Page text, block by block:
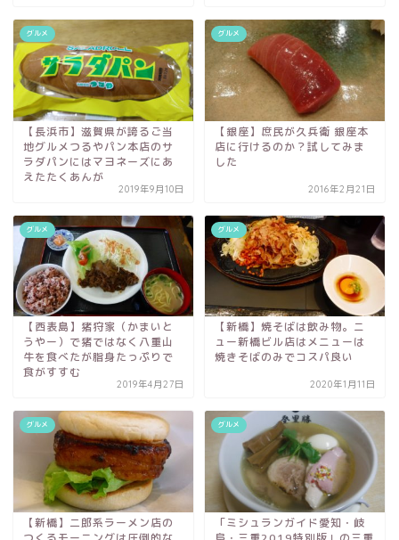
グルメ
【長浜市】滋賀県が誇るご当
地グルメつるやパン本店のサ
ラダパンにはマヨネーズにあ
えたたくあんが
2019年9月10日
グルメ
【銀座】庶民が久兵衛 銀座本
店に行けるのか？試してみま
した
2016年2月21日
グルメ
【西表島】猪狩家（かまいと
うやー）で猪ではなく八重山
牛を食べたが脂身たっぷりで
食がすすむ
2019年4月27日
グルメ
【新橋】焼そばは飲み物。ニ
ュー新橋ビル店はメニューは
焼きそばのみでコスパ良い
2020年1月11日
グルメ
【新橋】二郎系ラーメン店の
グルメ
「ミシュランガイド愛知・岐